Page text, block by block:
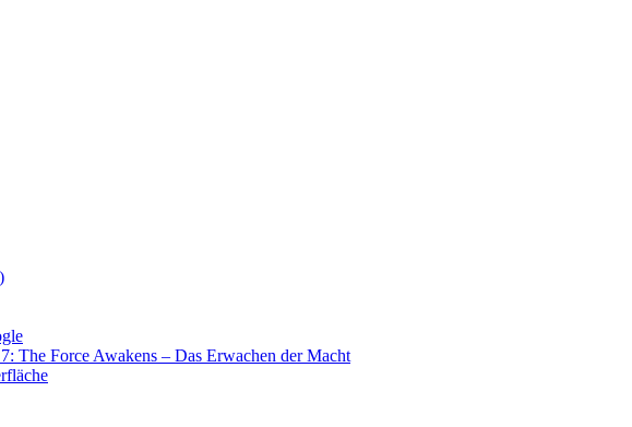
The Force Awakens – Das Erwachen der Macht